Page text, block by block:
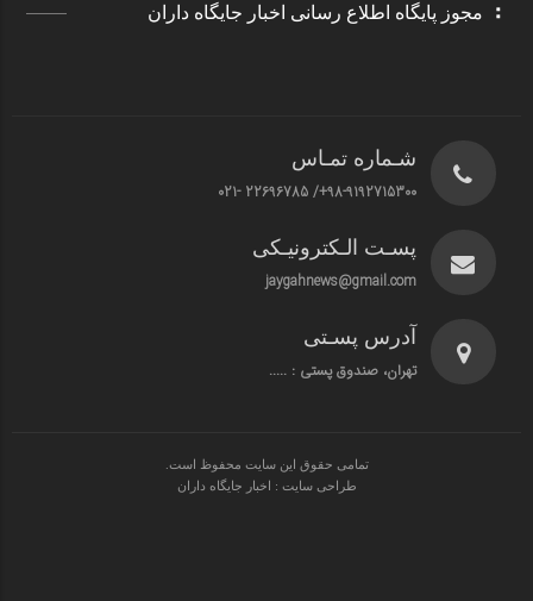
مجوز پایگاه اطلاع رسانی اخبار جایگاه داران
شـماره تمـاس
98-9192715300+/ 22696785 -021
پسـت الـکترونیـکی
jaygahnews@gmail.com
آدرس پسـتی
تهران، صندوق پستی : .....
تمامی حقوق این سایت محفوظ است.
طراحی سایت : اخبار جایگاه داران